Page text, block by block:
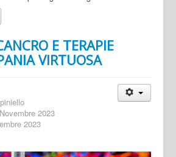
E TERAPIE
VIRTUOSA
2023
2023